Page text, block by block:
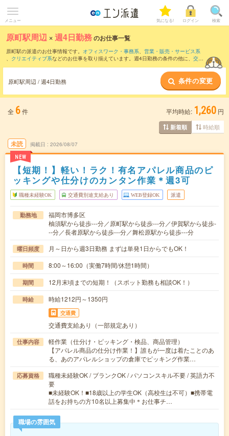
メニュー 気になる! ログイン 検索
原町駅周辺 ×週4日勤務のお仕事一覧
原町駅の派遣のお仕事情報です。 オフィスワーク・事務系、 営業・販売・サービス系
、 クリエイティブ系などのお仕事を取り揃えています。週4日勤務の条件の他に、 交通
原町駅周辺 / 週4日勤務 条件の変更
全 6件 平均時給: 1,260 円
新着順 時給順
未読
NEW
掲載日 2026/08/07
【短期！】軽い！ラク！有名アパレル商品のピ
ッキングや仕分けのカンタン作業＊週3可
職種未経験OK 交通費別途支給あり WEB登録OK 派遣
勤務地
福岡市博多区
柚須駅から徒歩---分／原町駅から徒歩---分／伊賀駅から徒歩-
--分／長者原駅から徒歩---分／舞松原駅から徒歩---分
曜日頻度 月～日から週3日勤務 まずは単発1日からでもOK！
時間 8:00～16:00（実働7時間/休憩1時間）
期間 12月末頃までの短期！（スポット勤務も相談OK！）
時給 時給1212円～1350円
交通費
交通費支給あり（一部規定あり）
仕事内容
軽作業（仕分け・ピッキング・検品、商品管理）
【アパレル商品の仕分け作業！】誰もが一度は着たことのあ
る、あのアパレルショップの倉庫でピッキング作業…
応募資格
職種未経験OK / ブランクOK / パソコンスキル不要 / 英語力不
要
■未経験OK！■18歳以上の学生OK（高校生は不可）■携帯電
話をお持ちの方10名以上募集中＊お仕事チ…
職場の雰囲気